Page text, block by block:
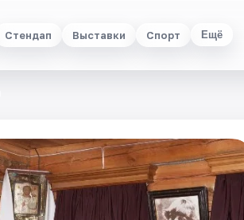
Стендап Выставки Спорт Ещё